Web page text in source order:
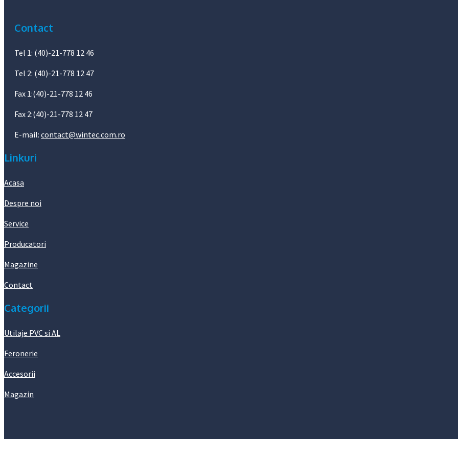
Contact
Tel 1: (40)-21-778 12 46
Tel 2: (40)-21-778 12 47
Fax 1:(40)-21-778 12 46
Fax 2:(40)-21-778 12 47
E-mail: contact@wintec.com.ro
Linkuri
Acasa
Despre noi
Service
Producatori
Magazine
Contact
Categorii
Utilaje PVC si AL
Feronerie
Accesorii
Magazin